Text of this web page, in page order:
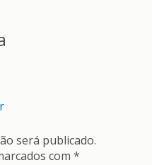
será publicado.
com *